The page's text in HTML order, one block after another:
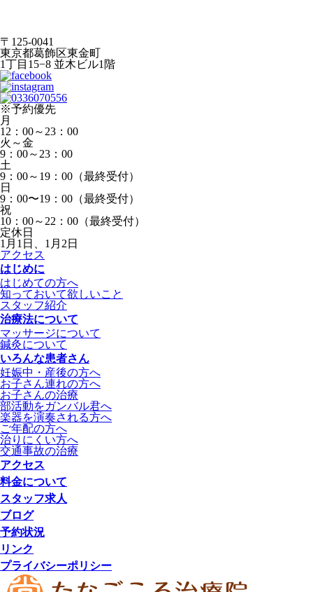
〒125-0041
東京都葛飾区東金町
1丁目15−8 並木ビル1階
※予約優先
月
12：00～23：00
火～金
9：00～23：00
土
9：00～19：00（最終受付）
日
9：00〜19：00（最終受付）
祝
10：00～22：00（最終受付）
定休日
1月1日、1月2日
アクセス
はじめに
はじめての方へ
知っておいて欲しいこと
スタッフ紹介
治療法について
マッサージについて
鍼灸について
いろんな患者さん
妊娠中・産後の方へ
お子さん連れの方へ
お子さんの治療
部活動をガンバル君へ
楽器を演奏される方へ
ご年配の方へ
治りにくい方へ
交通事故の治療
アクセス
料金について
スタッフ求人
ブログ
予約状況
リンク
プライバシーポリシー